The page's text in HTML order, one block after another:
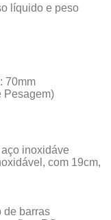
líquido e peso
70mm
Pesagem)
inoxidáve
com 19cm,
de barras